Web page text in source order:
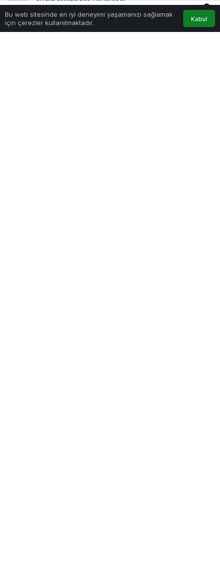
6 Şubat 2024, 00:00yayınlandı
162
Bu web sitesinde en iyi deneyimi yaşamanızı sağlamak
için çerezler kullanılmaktadır.
Kabul
Anasayfa Akış Bildirimler